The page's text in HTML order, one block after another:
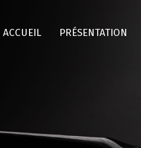
ACCUEIL PRÉSENTATION